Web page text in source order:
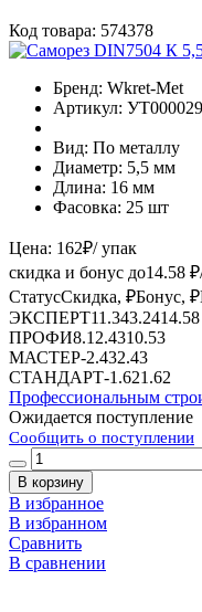
Код товара: 574378
Бренд: Wkret-Met
Артикул:
Вид: По металлу
Диаметр: 5,5 мм
Длина: 16 мм
Фасовка: 25 шт
Цена: 162₽/ упак
скидка и бонус до14.58
СтатусСкидка, ₽Бонус, ₽
ЭКСПЕРТ11.343.2414.58
ПРОФИ8.1 2.4310.53
МАСТЕР-2.432.43
СТАНДАРТ-1.621.62
Профессиональным
Ожидается поступление
Сообщить о поступлении
В корзину
В избранное
В избранном
Сравнить
В сравнении